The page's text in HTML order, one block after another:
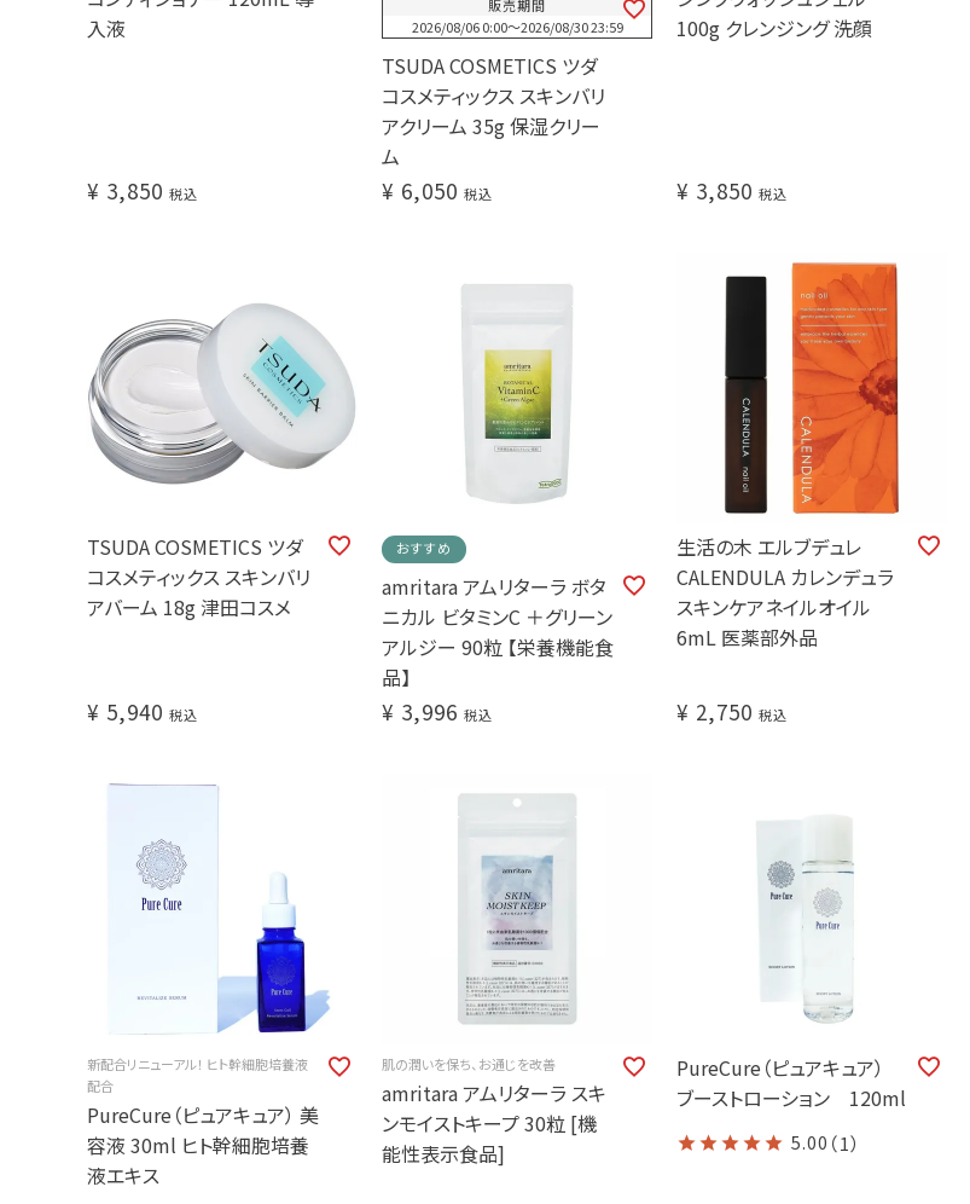
入液
¥ 3,850 税込
販売期間
2026/08/06 0:00〜2026/08/30 23:59
TSUDA COSMETICS ツダ
コスメティックス スキンバリ
アクリーム 35g 保湿クリー
ム
¥ 6,050 税込
100g クレンジング 洗顔
¥ 3,850 税込
TSUDA COSMETICS ツダ
コスメティックス スキンバリ
アバーム 18g 津田コスメ
¥ 5,940 税込
おすすめ
amritara アムリターラ ボタ
ニカル ビタミンC ＋グリーン
アルジー 90粒 【栄養機能食
品】
¥ 3,996 税込
生活の木 エルブデュレ
CALENDULA カレンデュラ
スキンケアネイルオイル
6mL 医薬部外品
¥ 2,750 税込
新配合リニューアル！ ヒト幹細胞培養液
配合
PureCure（ピュアキュア） 美
容液 30ml ヒト幹細胞培養
液エキス
肌の潤いを保ち、お通じを改善
amritara アムリターラ スキ
ンモイストキープ 30粒 [機
能性表示食品]
PureCure（ピュアキュア）
ブーストローション 120ml
5.00 （1）